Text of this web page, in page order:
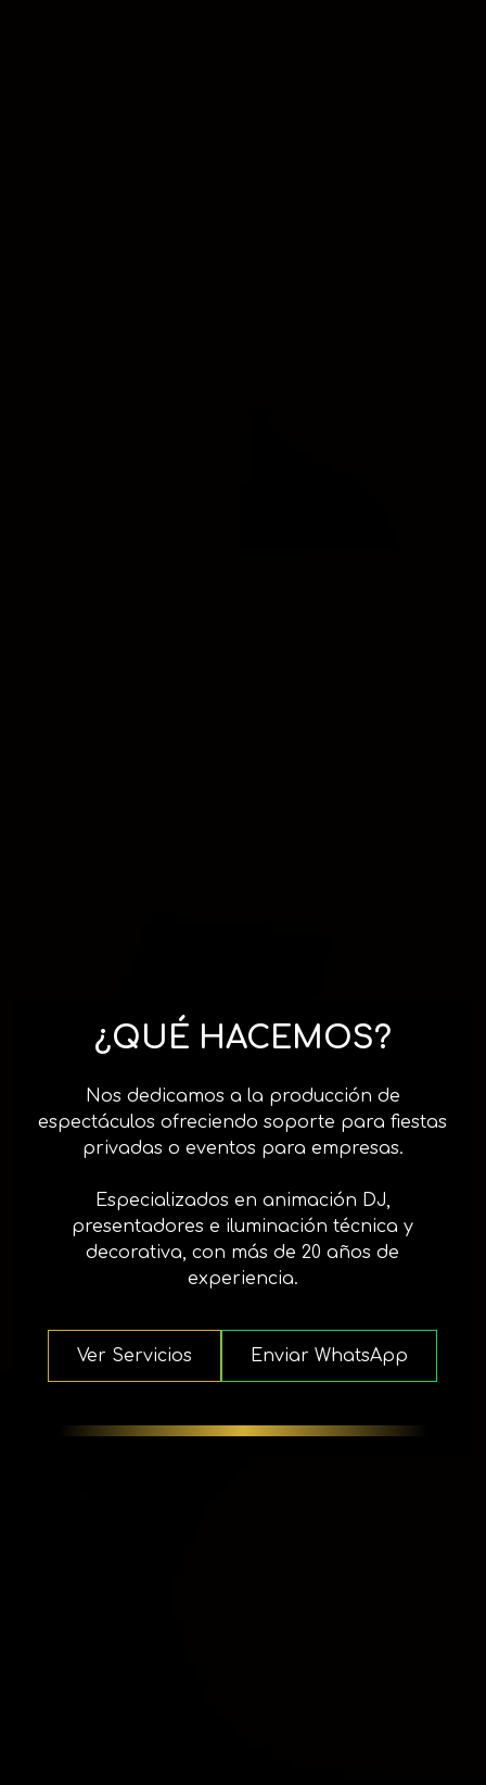
¿QUÉ HACEMOS?
Nos dedicamos a la producción de
espectáculos ofreciendo soporte para fiestas
privadas o eventos para empresas.
Especializados en animación DJ,
presentadores e iluminación técnica y
decorativa, con más de 20 años de
experiencia.
Ver Servicios Enviar WhatsApp